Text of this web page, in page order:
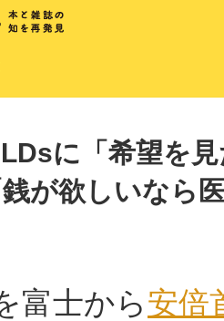
に「希望を
が欲しいなら
富士から安倍